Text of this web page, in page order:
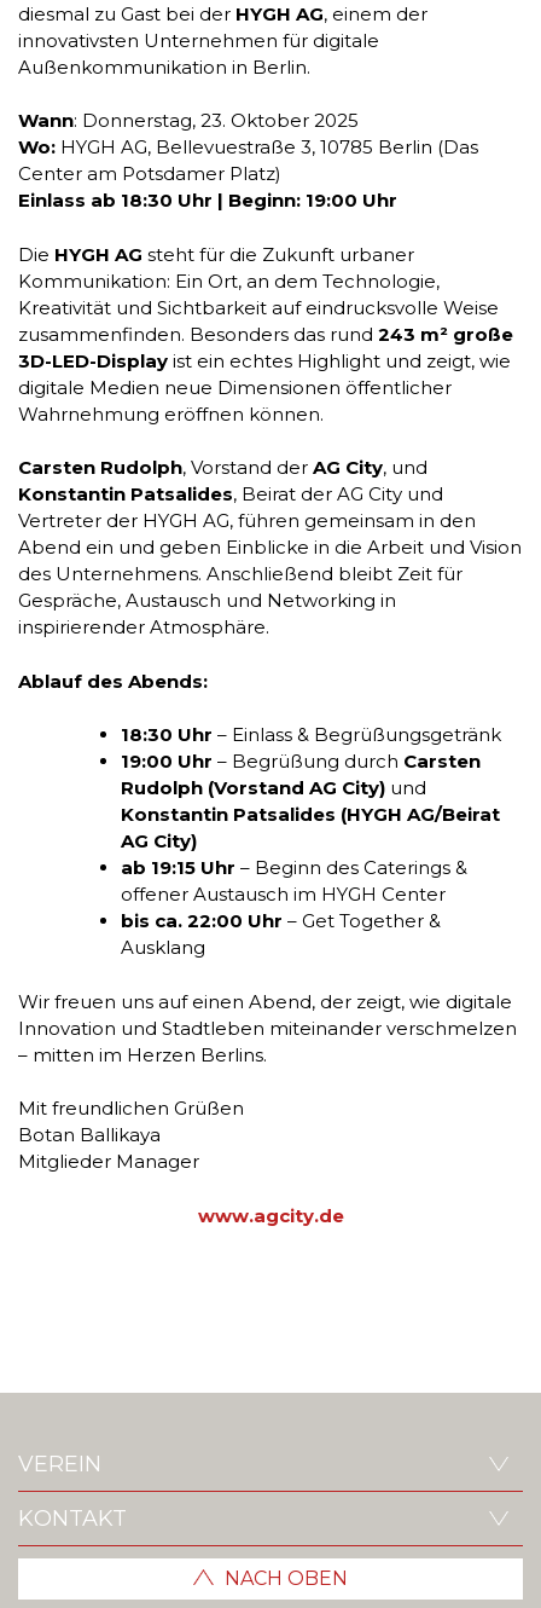
diesmal zu Gast bei der HYGH AG, einem der
innovativsten Unternehmen für digitale
Außenkommunikation in Berlin.
Wann: Donnerstag, 23. Oktober 2025
Wo: HYGH AG, Bellevuestraße 3, 10785 Berlin (Das
Center am Potsdamer Platz)
Einlass ab 18:30 Uhr | Beginn: 19:00 Uhr
Die HYGH AG steht für die Zukunft urbaner
Kommunikation: Ein Ort, an dem Technologie,
Kreativität und Sichtbarkeit auf eindrucksvolle Weise
zusammenfinden. Besonders das rund 243 m² große
3D-LED-Display ist ein echtes Highlight und zeigt, wie
digitale Medien neue Dimensionen öffentlicher
Wahrnehmung eröffnen können.
Carsten Rudolph, Vorstand der AG City, und
Konstantin Patsalides, Beirat der AG City und
Vertreter der HYGH AG, führen gemeinsam in den
Abend ein und geben Einblicke in die Arbeit und Vision
des Unternehmens. Anschließend bleibt Zeit für
Gespräche, Austausch und Networking in
inspirierender Atmosphäre.
Ablauf des Abends:
18:30 Uhr – Einlass & Begrüßungsgetränk
19:00 Uhr – Begrüßung durch Carsten
Rudolph (Vorstand AG City) und
Konstantin Patsalides (HYGH AG/Beirat
AG City)
ab 19:15 Uhr – Beginn des Caterings &
offener Austausch im HYGH Center
bis ca. 22:00 Uhr – Get Together &
Ausklang
Wir freuen uns auf einen Abend, der zeigt, wie digitale
Innovation und Stadtleben miteinander verschmelzen
– mitten im Herzen Berlins.
Mit freundlichen Grüßen
Botan Ballikaya
Mitglieder Manager
www.agcity.de
navigation
VEREIN
KONTAKT
NACH OBEN